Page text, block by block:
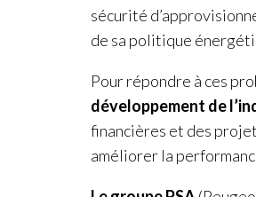
sécurité
de sa politique
Pour répondre à ces
développement de
financières et des
améliorer la